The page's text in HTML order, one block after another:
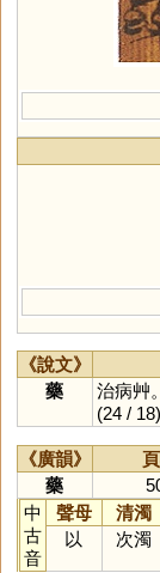
《說文》
藥
治病艸
(24 / 18)
《廣韻》
藥
中
古
音
聲母 清濁
以
次濁